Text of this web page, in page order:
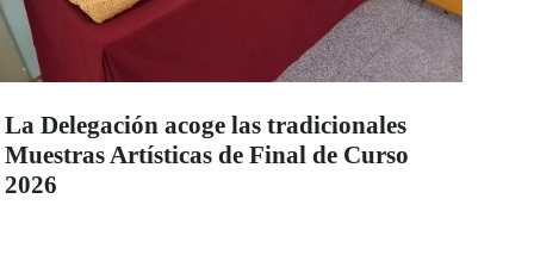
La Delegación acoge las tradicionales
Muestras Artísticas de Final de Curso
2026